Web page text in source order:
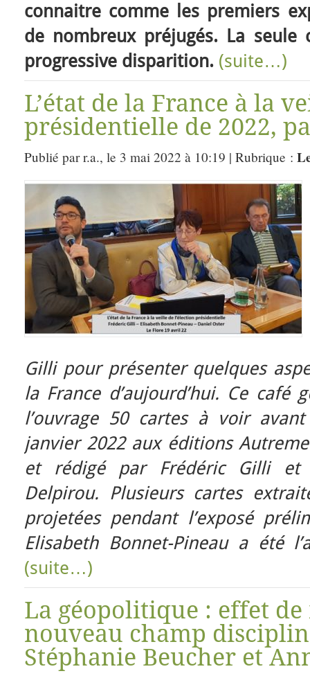
connaitre comme les premiers
de nombreux préjugés. La seule
progressive disparition. (suite…)
L’état de la France à la
présidentielle de 2022,
Publié par r.a., le 3 mai 2022 à 10:19 | Rubrique :
Gilli pour présenter quelques
la France d’aujourd’hui. Ce café
l’ouvrage 50 cartes à voir
janvier 2022 aux éditions
et rédigé par Frédéric Gilli et
Delpirou. Plusieurs cartes
projetées pendant l’exposé
Elisabeth Bonnet-Pineau a été
(suite…)
La géopolitique : effet de
nouveau champ
Stéphanie Beucher et